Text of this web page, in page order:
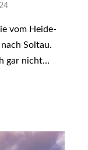
vom Heide-
Soltau.
gar nicht…